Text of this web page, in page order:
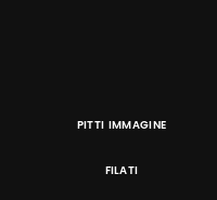
PITTI IMMAGINE
FILATI